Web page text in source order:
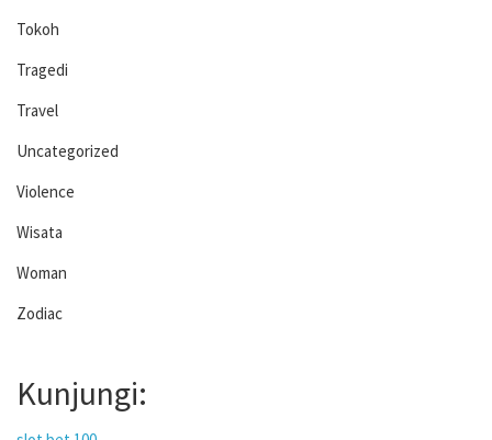
Tokoh
Tragedi
Travel
Uncategorized
Violence
Wisata
Woman
Zodiac
Kunjungi: